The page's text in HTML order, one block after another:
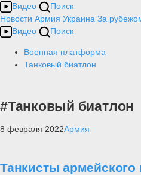
Видео
Поиск
Новости Армия Украина За
Видео
Поиск
Военная платформа
Танковый биатлон
#Танковый биатлон
8 февраля 2022Армия
Танкисты армейского